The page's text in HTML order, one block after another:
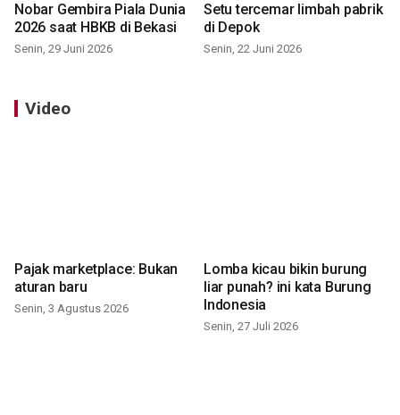
Nobar Gembira Piala Dunia
2026 saat HBKB di Bekasi
Senin, 29 Juni 2026
Setu tercemar limbah pabrik
di Depok
Senin, 22 Juni 2026
Video
Pajak marketplace: Bukan
aturan baru
Senin, 3 Agustus 2026
Lomba kicau bikin burung
liar punah? ini kata Burung
Indonesia
Senin, 27 Juli 2026